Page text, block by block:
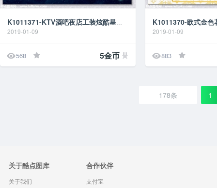
2019-01-09
568 5金币
2019-01-09
883
178条 1
关于酷点图库
关于我们
合作伙伴
支付宝